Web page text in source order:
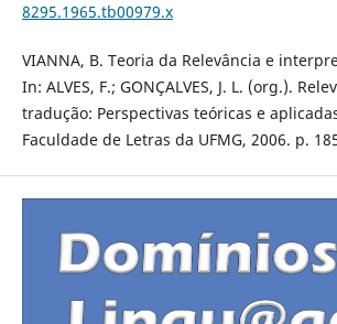
8295.1965.tb00979.x
VIANNA, B. Teoria da Relevância e
In: ALVES, F.; GONÇALVES, J. L. (org.).
tradução: Perspectivas teóricas e
Faculdade de Letras da UFMG, 2006. p.